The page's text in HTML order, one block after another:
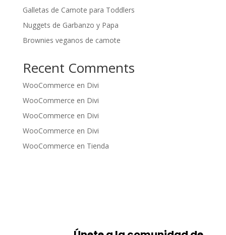
Galletas de Camote para Toddlers
Nuggets de Garbanzo y Papa
Brownies veganos de camote
Recent Comments
WooCommerce en Divi
WooCommerce en Divi
WooCommerce en Divi
WooCommerce en Divi
WooCommerce en Tienda